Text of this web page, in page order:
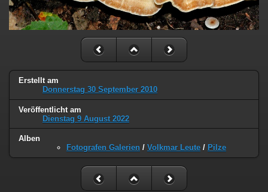
Erstellt am
Donnerstag 30 September 2010
Veröffentlicht am
Dienstag 9 August 2022
Alben
Fotografen Galerien / Volkmar Leute / Pilze